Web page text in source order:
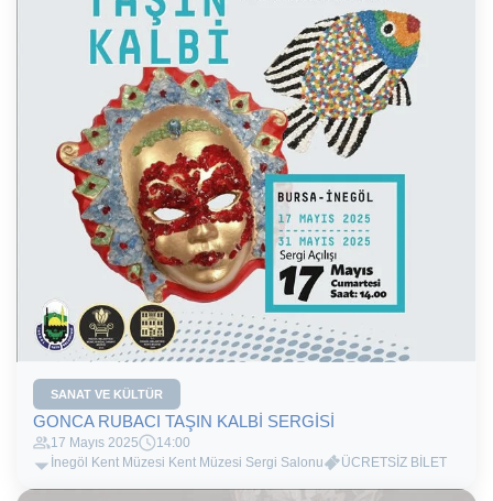
SANAT VE KÜLTÜR
GONCA RUBACI TAŞIN KALBİ SERGİSİ
17 Mayıs 2025
14:00
İnegöl Kent Müzesi Kent Müzesi Sergi Salonu
ÜCRETSİZ BİLET